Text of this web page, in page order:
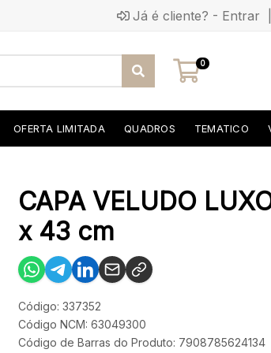
Já é cliente? - Entrar
0
OFERTA LIMITADA QUADROS TEMATICO
CAPA VELUDO
x 43 cm
Código: 337352
Código NCM: 63049300
Código de Barras do Produto: 7908785624134